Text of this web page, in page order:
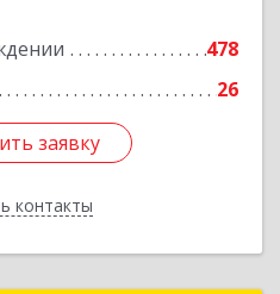
478
26
заявку
контакты
заявку